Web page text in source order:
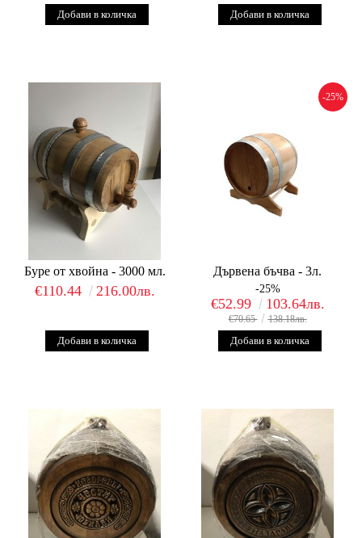
Буре от хвойна - 3000 мл.
€110.44 216.00лв.
-25%
Дървена бъчва - 3л.
-25%
€52.99 103.64лв.
€70.65 138.18лв.